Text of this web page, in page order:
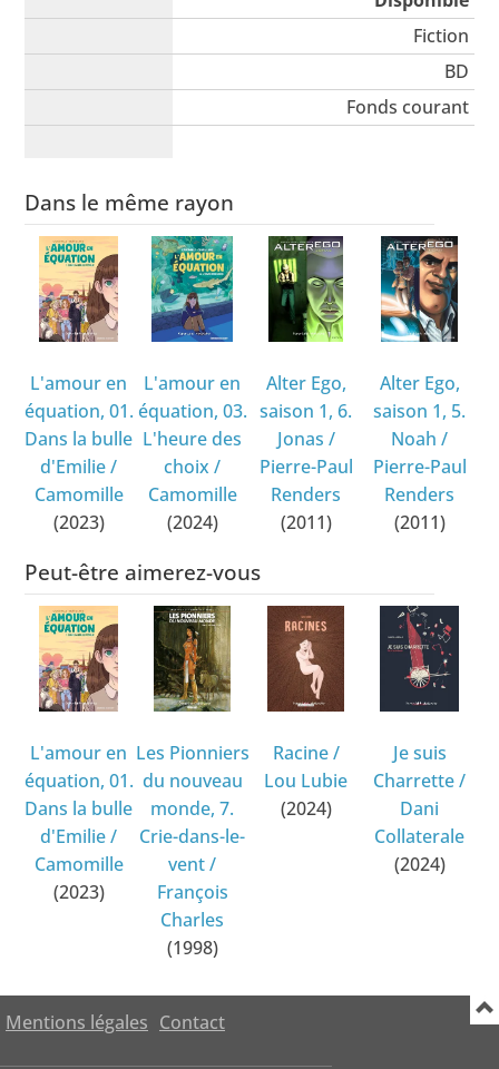
Fiction
BD
Fonds courant
Dans le même rayon
L'amour en
équation, 01.
Dans la bulle
d'Emilie/
Camomille
(2023)
L'amour en
équation, 03.
L'heure des
choix /
Camomille
(2024)
Alter Ego,
saison 1, 6.
Jonas /
Pierre-Paul
Renders
(2011)
Alter Ego,
saison 1, 5.
Noah /
Pierre-Paul
Renders
(2011)
Peut-être aimerez-vous
L'amour en
équation, 01.
Dans la bulle
d'Emilie/
Camomille
(2023)
Les Pionniers
du nouveau
monde, 7.
Crie-dans-le-
vent/
François
Charles
(1998)
Racine/
Lou Lubie
(2024)
Je suis
Charrette/
Dani
Collaterale
(2024)
Mentions légales Contact